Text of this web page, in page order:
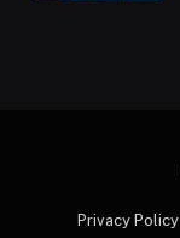
Privacy Policy